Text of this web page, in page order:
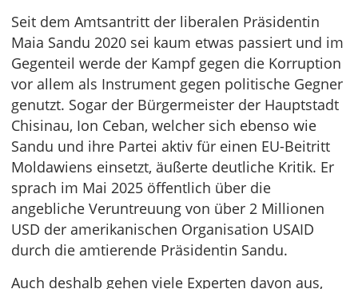
Seit dem Amtsantritt der liberalen Präsidentin
Maia Sandu 2020 sei kaum etwas passiert und im
Gegenteil werde der Kampf gegen die Korruption
vor allem als Instrument gegen politische Gegner
genutzt. Sogar der Bürgermeister der Hauptstadt
Chisinau, Ion Ceban, welcher sich ebenso wie
Sandu und ihre Partei aktiv für einen EU-Beitritt
Moldawiens einsetzt, äußerte deutliche Kritik. Er
sprach im Mai 2025 öffentlich über die
angebliche Veruntreuung von über 2 Millionen
USD der amerikanischen Organisation USAID
durch die amtierende Präsidentin Sandu.
Auch deshalb gehen viele Experten davon aus,